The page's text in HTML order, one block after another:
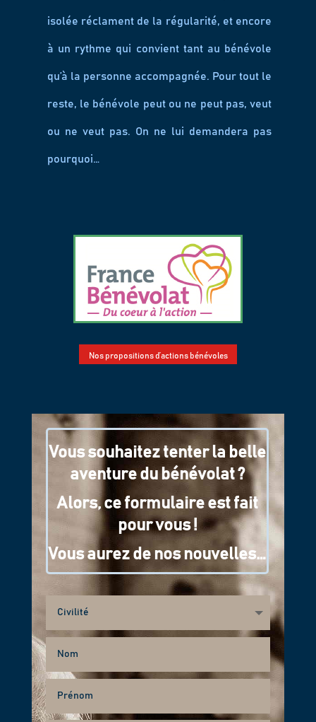
isolée réclament de la régularité, et encore
à un rythme qui convient tant au bénévole
qu’à la personne accompagnée. Pour tout le
reste, le bénévole peut ou ne peut pas, veut
ou ne veut pas. On ne lui demandera pas
pourquoi…
Nos propositions d’actions bénévoles
Vous souhaitez tenter la belle
aventure du bénévolat ?
Alors, ce formulaire est fait
pour vous !
Vous aurez de nos nouvelles…